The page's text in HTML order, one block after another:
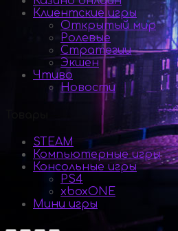
Клиентские игры
Открытый мир
Ролевые
Стратегии
Экшен
Чтиво
Новости
STEAM
Компьютерные игры
Консольные игры
PS4
xboxONE
Мини игры